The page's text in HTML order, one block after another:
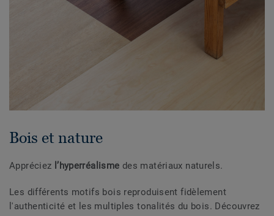
Bois et nature
Appréciez l’hyperréalisme des matériaux naturels.
Les différents motifs bois reproduisent fidèlement
l'authenticité et les multiples tonalités du bois. Découvrez